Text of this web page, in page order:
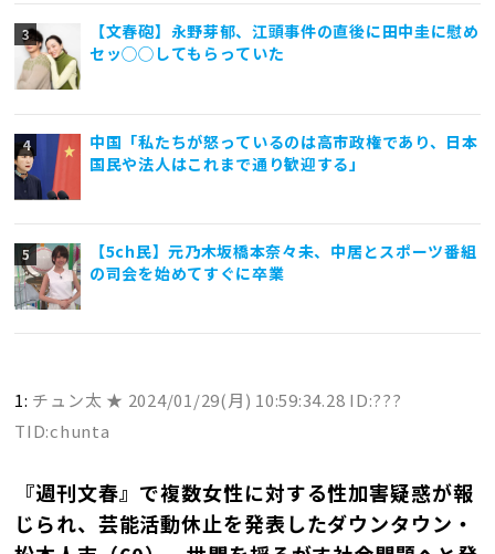
【文春砲】永野芽郁、江頭事件の直後に田中圭に慰め
セッ◯◯してもらっていた
中国「私たちが怒っているのは高市政権であり、日本
国民や法人はこれまで通り歓迎する」
【5ch民】元乃木坂橋本奈々未、中居とスポーツ番組
の司会を始めてすぐに卒業
1: チュン太 ★ 2024/01/29(月) 10:59:34.28 ID:???
TID:chunta
『週刊文春』で複数女性に対する性加害疑惑が報
じられ、芸能活動休止を発表したダウンタウン・